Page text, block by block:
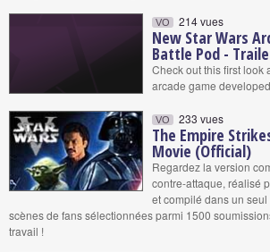
VO 214 vues
New Star Wars
Battle Pod -
Check out this first look
arcade game
VO 233 vues
The Empire
Movie (Official)
Regardez la version
contre-attaque, réalisé
et compilé dans un
scènes de fans sélectionnées parmi 1500
travail !